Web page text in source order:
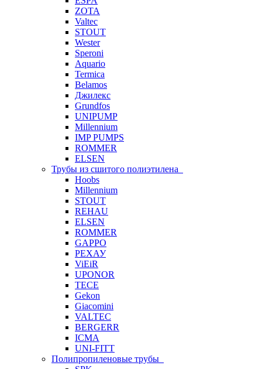
ZOTA
Valtec
STOUT
Wester
Speroni
Aquario
Termica
Belamos
Джилекс
Grundfos
UNIPUMP
Millennium
IMP PUMPS
ROMMER
ELSEN
Трубы из сшитого полиэтилена
Hoobs
Millennium
STOUT
REHAU
ELSEN
ROMMER
GAPPO
РЕХАУ
ViEiR
UPONOR
TECE
Gekon
Giacomini
VALTEC
BERGERR
ICMA
UNI-FITT
Полипропиленовые трубы